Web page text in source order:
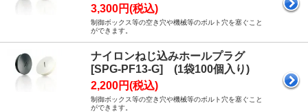
3,300円(税込)
制御ボックス等の空き穴や機械等のボルト穴を塞ぐこと
ができます。
ナイロンねじ込みホールプラグ
[SPG-PF13-G] (1袋100個入り)
2,200円(税込)
制御ボックス等の空き穴や機械等のボルト穴を塞ぐこと
ができます。